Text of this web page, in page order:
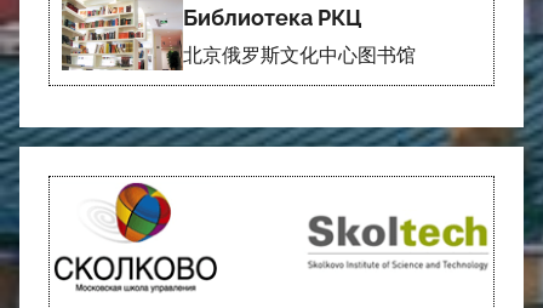
Библиотека РКЦ
北京俄罗斯文化中心图书馆